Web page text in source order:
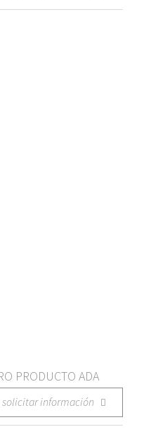
PRODUCTO ADA
solicitar información